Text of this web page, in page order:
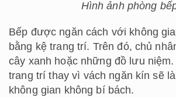
Hình ảnh phòng
Bếp được ngăn cách với không
bằng kệ trang trí. Trên đó, chủ
cây xanh hoặc những đồ lưu
trang trí thay vì vách ngăn kín sẽ
không gian không bí bách.